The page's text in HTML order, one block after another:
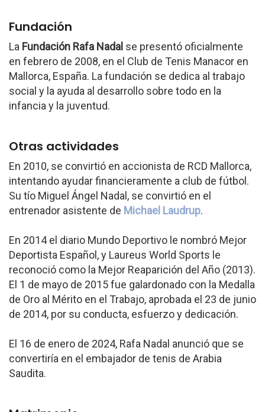
Fundación
La Fundación Rafa Nadal se presentó oficialmente
en febrero de 2008, en el Club de Tenis Manacor en
Mallorca, España. La fundación se dedica al trabajo
social y la ayuda al desarrollo sobre todo en la
infancia y la juventud.
Otras actividades
En 2010, se convirtió en accionista de RCD Mallorca,
intentando ayudar financieramente a club de fútbol.
Su tío Miguel Ángel Nadal, se convirtió en el
entrenador asistente de Michael Laudrup.
En 2014 el diario Mundo Deportivo le nombró Mejor
Deportista Español, y Laureus World Sports le
reconoció como la Mejor Reaparición del Año (2013).
El 1 de mayo de 2015 fue galardonado con la Medalla
de Oro al Mérito en el Trabajo, aprobada el 23 de junio
de 2014, por su conducta, esfuerzo y dedicación.
El 16 de enero de 2024, Rafa Nadal anunció que se
convertiría en el embajador de tenis de Arabia
Saudita.